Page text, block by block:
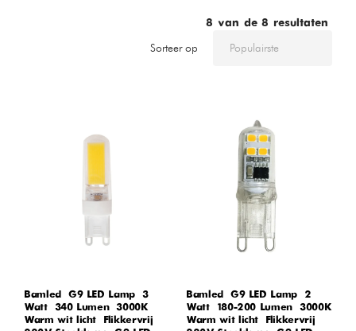
8 van de 8 resultaten
Sorteer op
Bamled – G9 LED Lamp – 3
Watt – 340 Lumen – 3000K
Warm wit licht – Flikkervrij –
Bamled – G9 LED Lamp – 2
Watt – 180-200 Lumen – 3000K
Warm wit licht – Flikkervrij –